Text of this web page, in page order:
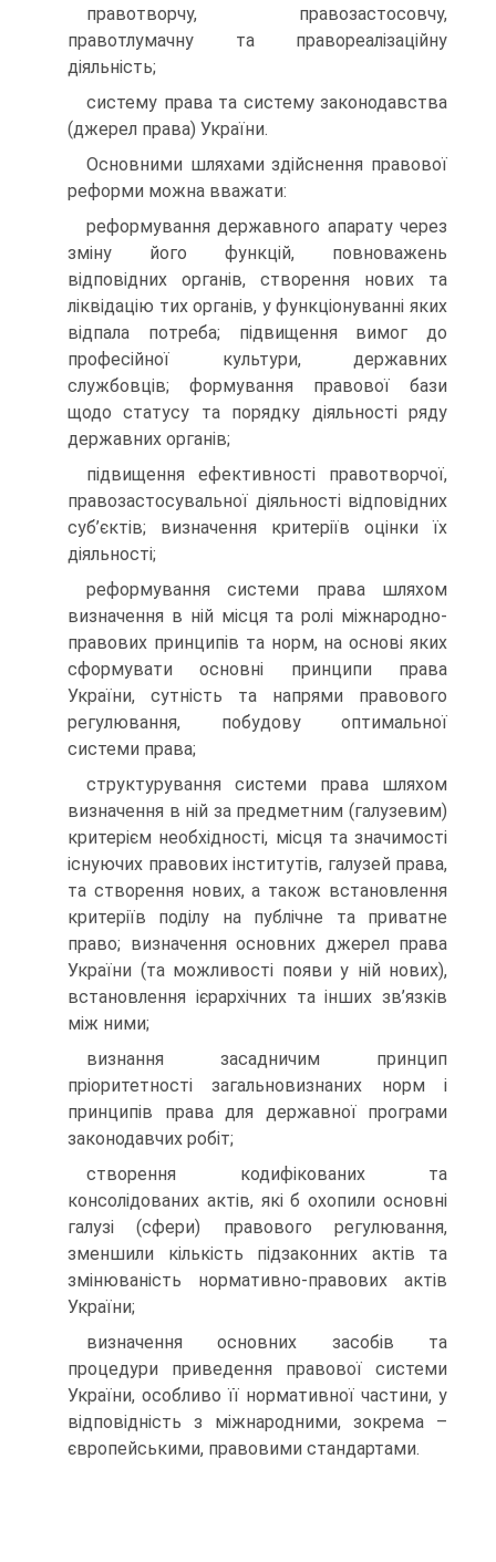
правотворчу, правозастосовчу,
правотлумачну та правореалізаційну
діяльність;
систему права та систему законодавства
(джерел права) України.
Основними шляхами здійснення правової
реформи можна вважати:
реформування державного апарату через
зміну його функцій, повноважень
відповідних органів, створення нових та
ліквідацію тих органів, у функціонуванні яких
відпала потреба; підвищення вимог до
професійної культури, державних
службовців; формування правової бази
щодо статусу та порядку діяльності ряду
державних органів;
підвищення ефективності правотворчої,
правозастосувальної діяльності відповідних
суб’єктів; визначення критеріїв оцінки їх
діяльності;
реформування системи права шляхом
визначення в ній місця та ролі міжнародно-
правових принципів та норм, на основі яких
сформувати основні принципи права
України, сутність та напрями правового
регулювання, побудову оптимальної
системи права;
структурування системи права шляхом
визначення в ній за предметним (галузевим)
критерієм необхідності, місця та значимості
існуючих правових інститутів, галузей права,
та створення нових, а також встановлення
критеріїв поділу на публічне та приватне
право; визначення основних джерел права
України (та можливості появи у ній нових),
встановлення ієрархічних та інших зв’язків
між ними;
визнання засадничим принцип
пріоритетності загальновизнаних норм і
принципів права для державної програми
законодавчих робіт;
створення кодифікованих та
консолідованих актів, які б охопили основні
галузі (сфери) правового регулювання,
зменшили кількість підзаконних актів та
змінюваність нормативно-правових актів
України;
визначення основних засобів та
процедури приведення правової системи
України, особливо її нормативної частини, у
відповідність з міжнародними, зокрема –
європейськими, правовими стандартами.